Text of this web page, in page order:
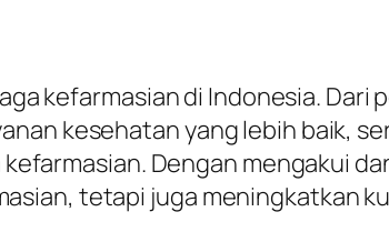
kefarmasian di Indonesia.
kesehatan yang lebih baik,
Dengan mengakui
tetapi juga meningkatkan